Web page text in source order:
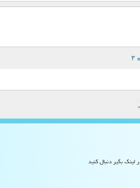
بگیر دنبال کنید